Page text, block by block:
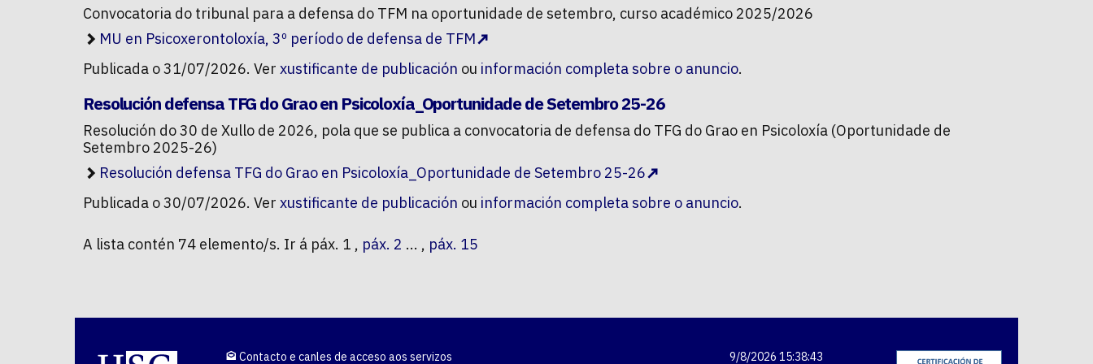
Convocatoria do tribunal para a defensa do TFM na oportunidade de setembro, curso académico 2025/2026
MU en Psicoxerontoloxía, 3º período de defensa de TFM
Publicada o 31/07/2026. Ver xustificante de publicación ou información completa sobre o anuncio.
Resolución defensa TFG do Grao en Psicoloxía_Oportunidade de Setembro 25-26
Resolución do 30 de Xullo de 2026, pola que se publica a convocatoria de defensa do TFG do Grao en Psicoloxía (Oportunidade de
Setembro 2025-26)
Resolución defensa TFG do Grao en Psicoloxía_Oportunidade de Setembro 25-26
Publicada o 30/07/2026. Ver xustificante de publicación ou información completa sobre o anuncio.
A lista contén 74 elemento/s. Ir á páx. 1 , páx. 2 ... , páx. 15
Contacto e canles de acceso aos servizos 9/8/2026 15:38:43